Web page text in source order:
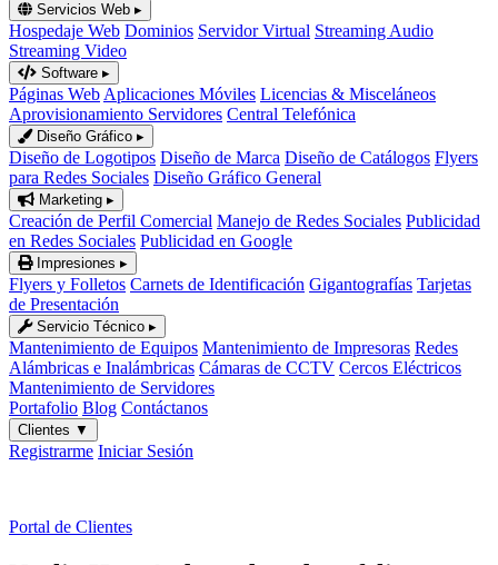
Servicios Web ▸
Hospedaje Web Dominios Servidor Virtual Streaming Audio
Streaming Video
Software ▸
Páginas Web Aplicaciones Móviles Licencias & Misceláneos
Aprovisionamiento Servidores Central Telefónica
Diseño Gráfico ▸
Diseño de Logotipos Diseño de Marca Diseño de Catálogos Flyers
para Redes Sociales Diseño Gráfico General
Marketing ▸
Creación de Perfil Comercial Manejo de Redes Sociales Publicidad
en Redes Sociales Publicidad en Google
Impresiones ▸
Flyers y Folletos Carnets de Identificación Gigantografías Tarjetas
de Presentación
Servicio Técnico ▸
Mantenimiento de Equipos Mantenimiento de Impresoras Redes
Alámbricas e Inalámbricas Cámaras de CCTV Cercos Eléctricos
Mantenimiento de Servidores
Portafolio Blog Contáctanos
Clientes ▼
Registrarme Iniciar Sesión
Portal de Clientes